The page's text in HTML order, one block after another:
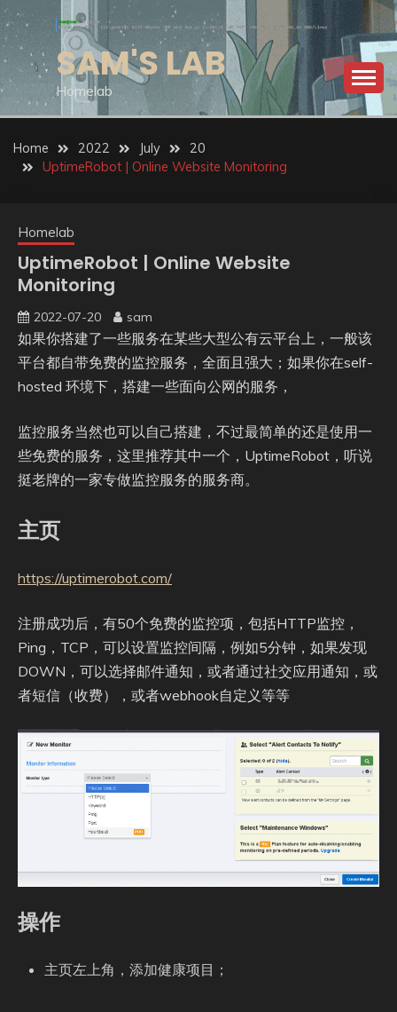
Skip
to
content
SAM'S LAB
Homelab
Home 2022 July
20
UptimeRobot | Online Website Monitoring
Homelab
UptimeRobot | Online Website
Monitoring
2022-07-20 sam
如果你搭建了一些服务在某些大型公有云平台上，一般该
平台都自带免费的监控服务，全面且强大；如果你在self-
hosted 环境下，搭建一些面向公网的服务，
监控服务当然也可以自己搭建，不过最简单的还是使用一
些免费的服务，这里推荐其中一个，UptimeRobot，听说
挺老牌的一家专做监控服务的服务商。
主页
https://uptimerobot.com/
注册成功后，有50个免费的监控项，包括HTTP监控，
Ping，TCP，可以设置监控间隔，例如5分钟，如果发现
DOWN，可以选择邮件通知，或者通过社交应用通知，或
者短信（收费），或者webhook自定义等等
操作
主页左上角，添加健康项目；